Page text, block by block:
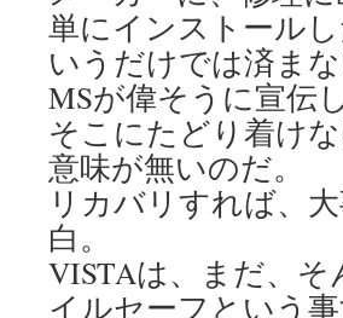
単にインストール
いうだけでは済まな
MSが偉そうに宣伝
そこにたどり着け
意味が無いのだ。
リカバリすれば、
白。
VISTAは、まだ、
イルセーフという